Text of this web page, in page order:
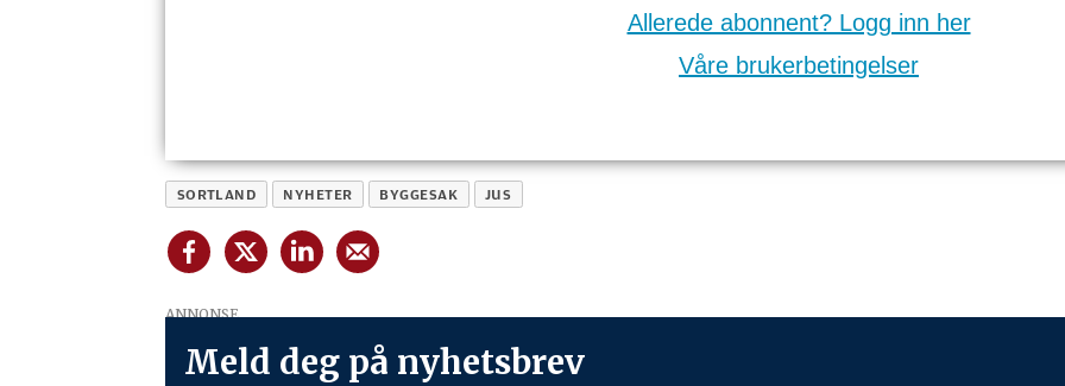
Allerede abonnent? Logg inn her
Våre brukerbetingelser
SORTLAND NYHETER BYGGESAK JUS
ANNONSE
Meld deg på nyhetsbrev